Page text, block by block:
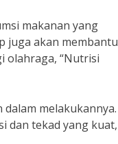
makanan yang
juga akan membantu
olahraga, “Nutrisi
melakukannya.
dan tekad yang kuat,